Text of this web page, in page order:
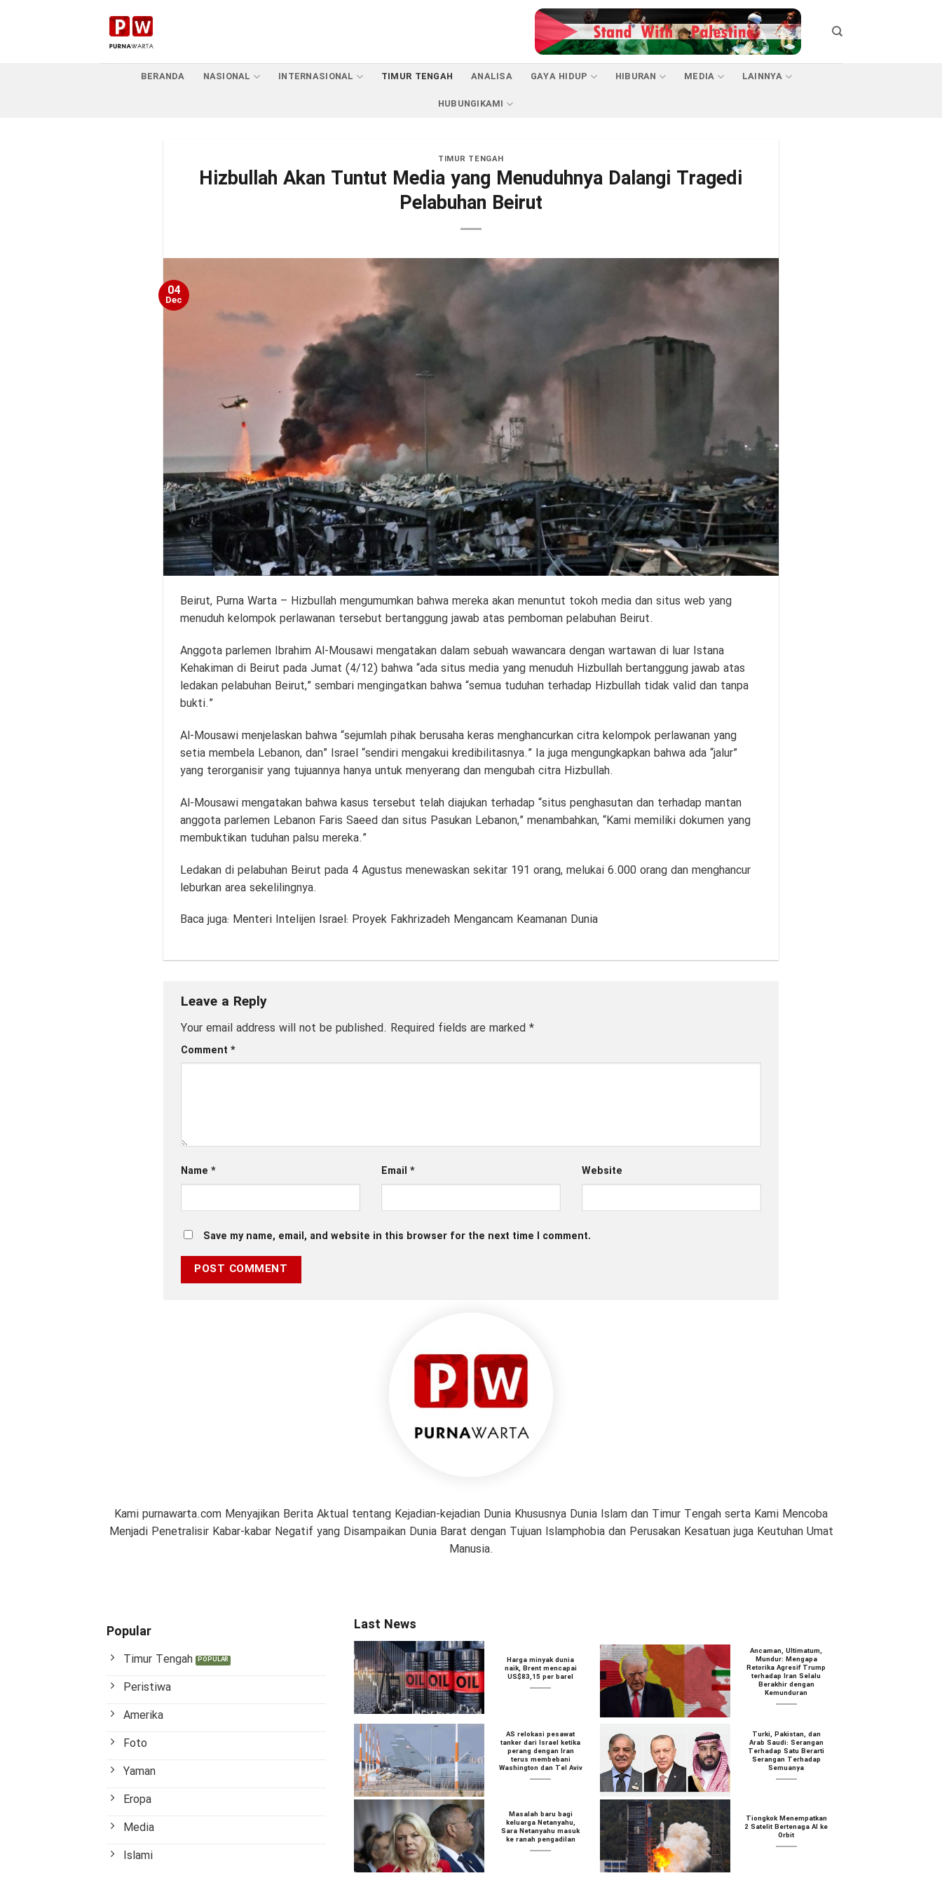
BERANDA NASIONAL INTERNASIONAL TIMUR TENGAH ANALISA GAYA HIDUP HIBURAN MEDIA
LAINNYA
HUBUNGIKAMI
TIMUR TENGAH
Hizbullah Akan Tuntut Media yang Menuduhnya Dalangi Tragedi
Pelabuhan Beirut
04
Dec
Beirut, Purna Warta– Hizbullah mengumumkan bahwa mereka akan menuntut tokoh media dan situs web yang
menuduh kelompok perlawanan tersebut bertanggung jawab atas pemboman pelabuhan Beirut.
Anggota parlemen Ibrahim Al-Mousawi mengatakan dalam sebuah wawancara dengan wartawan di luar Istana
Kehakiman di Beirut pada Jumat (4/12) bahwa “ada situs media yang menuduh Hizbullah bertanggung jawab atas
ledakan pelabuhan Beirut,” sembari mengingatkan bahwa “semua tuduhan terhadap Hizbullah tidak valid dan tanpa
bukti.”
Al-Mousawi menjelaskan bahwa “sejumlah pihak berusaha keras menghancurkan citra kelompok perlawanan yang
setia membela Lebanon, dan” Israel “sendiri mengakui kredibilitasnya.” Ia juga mengungkapkan bahwa ada “jalur”
yang terorganisir yang tujuannya hanya untuk menyerang dan mengubah citra Hizbullah.
Al-Mousawi mengatakan bahwa kasus tersebut telah diajukan terhadap “situs penghasutan dan terhadap mantan
anggota parlemen Lebanon Faris Saeed dan situs Pasukan Lebanon,” menambahkan, “Kami memiliki dokumen yang
membuktikan tuduhan palsu mereka.”
Ledakan di pelabuhan Beirut pada 4 Agustus menewaskan sekitar 191 orang, melukai 6.000 orang dan menghancur
leburkan area sekelilingnya.
Baca juga: Menteri Intelijen Israel: Proyek Fakhrizadeh Mengancam Keamanan Dunia
Leave a Reply
Your email address will not be published. Required fields are marked *
Comment *
Name * Email * Website
Save my name, email, and website in this browser for the next time I comment.
Kami purnawarta.com Menyajikan Berita Aktual tentang Kejadian-kejadian Dunia Khususnya Dunia Islam dan Timur Tengah serta Kami Mencoba
Menjadi Penetralisir Kabar-kabar Negatif yang Disampaikan Dunia Barat dengan Tujuan Islamphobia dan Perusakan Kesatuan juga Keutuhan Umat
Manusia.
Popular
Timur Tengah
Peristiwa
Amerika
Foto
Yaman
Eropa
Media
Islami
Last News
Harga minyak dunia
naik, Brent mencapai
US$83,15 per barel
Ancaman, Ultimatum,
Mundur: Mengapa
Retorika Agresif Trump
terhadap Iran Selalu
Berakhir dengan
Kemunduran
AS relokasi pesawat
tanker dari Israel ketika
perang dengan Iran
terus membebani
Washington dan Tel Aviv
Turki, Pakistan, dan
Arab Saudi: Serangan
Terhadap Satu Berarti
Serangan Terhadap
Semuanya
Masalah baru bagi
keluarga Netanyahu,
Sara Netanyahu masuk
ke ranah pengadilan
Tiongkok Menempatkan
2 Satelit Bertenaga AI ke
Orbit